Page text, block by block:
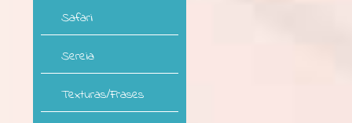
Safari
Sereia
Texturas/Frases